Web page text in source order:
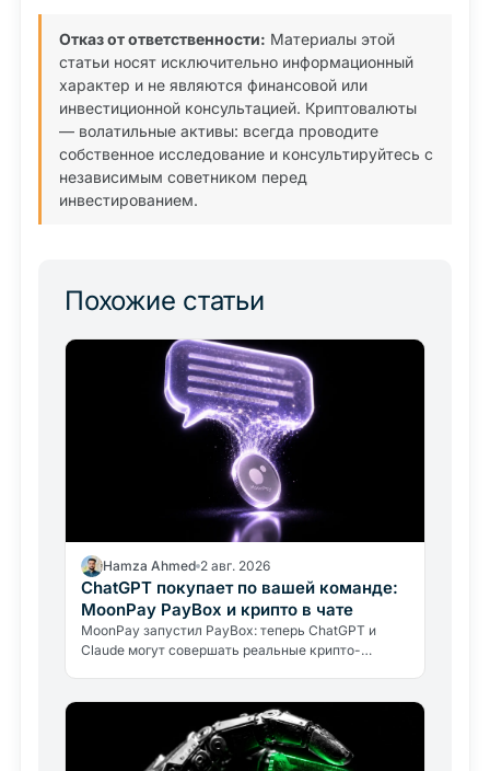
Отказ от ответственности: Материалы этой
статьи носят исключительно информационный
характер и не являются финансовой или
инвестиционной консультацией. Криптовалюты
— волатильные активы: всегда проводите
собственное исследование и консультируйтесь с
независимым советником перед
инвестированием.
Похожие статьи
Hamza Ahmed 2 авг. 2026
ChatGPT покупает по вашей команде:
MoonPay PayBox и крипто в чате
MoonPay запустил PayBox: теперь ChatGPT и
Claude могут совершать реальные крипто-